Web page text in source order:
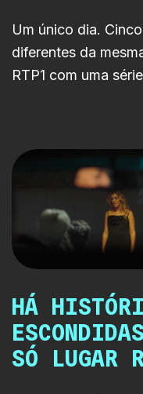
Um único dia.
diferentes da
RTP1 com uma
HÁ
SÓ LUGAR